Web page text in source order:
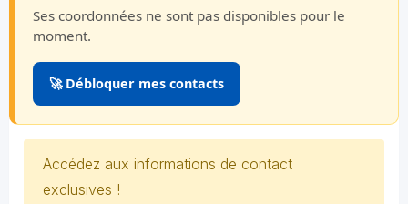
Ses coordonnées ne sont pas disponibles pour le
moment.
🚀 Débloquer mes contacts
Accédez aux informations de contact
exclusives !